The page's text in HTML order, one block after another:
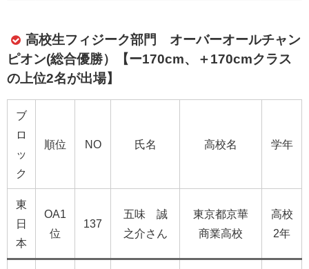
高校生フィジーク部門 オーバーオールチャン
ピオン(総合優勝）【ー170cm、＋170cmクラス
の上位2名が出場】
ブ
ロ
ッ
ク
順位 NO 氏名 高校名 学年
東
日
本
OA1
位
137
五味 誠
之介さん
東京都京華
商業高校
高校
2年